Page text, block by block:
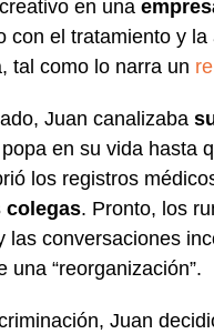
en una
con el tratamiento y
tal como lo narra un
Juan canalizaba
en su vida hasta
los registros
colegas. Pronto, los
las conversaciones
“reorganización”.
Juan